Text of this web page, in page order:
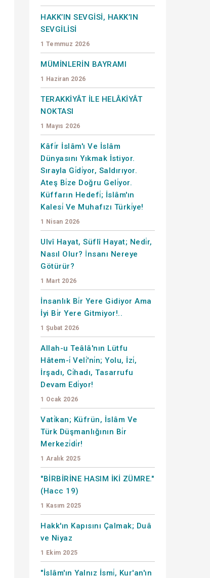
HAKK’IN SEVGİSİ, HAKK’IN
SEVGİLİSİ
1 Temmuz 2026
MÜMİNLERİN BAYRAMI
1 Haziran 2026
TERAKKİYÂT İLE HELÂKİYÂT
NOKTASI
1 Mayıs 2026
Kâfi̇r İslâm'ı Ve İslâm
Dünyasını Yıkmak İstiyor.
Sırayla Gi̇di̇yor, Saldırıyor.
Ateş Bi̇ze Doğru Geli̇yor.
Küffarın Hedefi̇; İslâm'ın
Kalesi̇ Ve Muhafızı Türki̇ye!
1 Nisan 2026
Ulvî Hayat, Süflî Hayat; Nedi̇r,
Nasıl Olur? İnsanı Nereye
Götürür?
1 Mart 2026
İnsanlık Bi̇r Yere Gidiyor Ama
İyi Bi̇r Yere Gitmiyor!..
1 Şubat 2026
Allah-u Teâlâ'nın Lütfu
Hâtem-i̇ Veli̇'ni̇n; Yolu, İzi̇,
İrşadı, Ci̇hadı, Tasarrufu
Devam Edi̇yor!
1 Ocak 2026
Vati̇kan; Küfrün, İslâm Ve
Türk Düşmanlığının Bi̇r
Merkezi̇di̇r!
1 Aralık 2025
"BİRBİRİNE HASIM İKİ ZÜMRE."
(Hacc 19)
1 Kasım 2025
Hakk'ın Kapısını Çalmak; Duâ
ve Niyaz
1 Ekim 2025
"İslâm'ın Yalnız İsmi̇, Kur'an'ın